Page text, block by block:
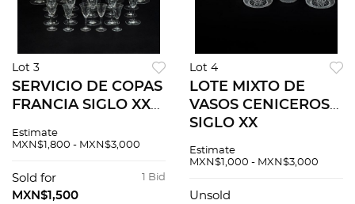
Lot 3
SERVICIO DE COPAS
FRANCIA SIGLO XX
transparente
esgrafiada Servicio
para 5 persona...
Estimate
MXN$1,800 - MXN$3,000
1 Bid
Sold for
MXN$1,500
Lot 4
LOTE MIXTO DE
VASOS CENICEROS
SIGLO XX
transparente
Decoración lisa ,
Estimate
MXN$1,000 - MXN$3,000
Unsold